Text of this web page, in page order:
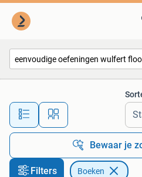
Alle
Bewaar je
Filters Boeken